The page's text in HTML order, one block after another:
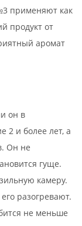
применяют как
продукт от
аромат
он в
2 и более лет, а
Он не
гуще.
камеру.
разогревают.
не меньше